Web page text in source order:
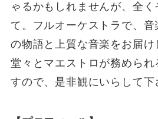
ゃるかもしれませんが、全く
て。フルオーケストラで、音
の物語と上質な音楽をお届け
堂々とマエストロが務められ
すので、是非観にいらして下